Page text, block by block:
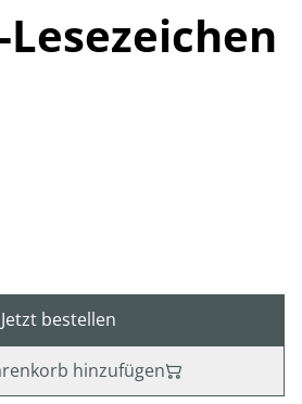
Jetzt bestellen
hinzufügen